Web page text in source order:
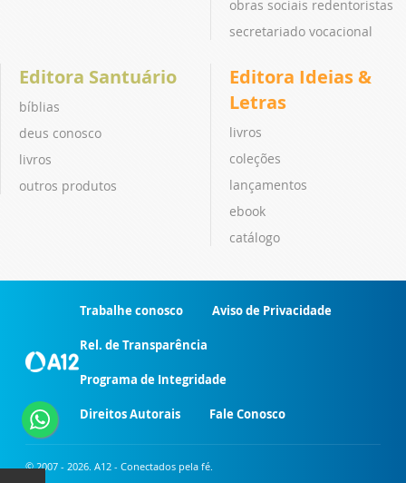
obras sociais redentoristas
secretariado vocacional
Editora Santuário
bíblias
deus conosco
livros
outros produtos
Editora Ideias &
Letras
livros
coleções
lançamentos
ebook
catálogo
Trabalhe conosco Aviso de Privacidade
Rel. de Transparência
Programa de Integridade
Direitos Autorais Fale Conosco
© 2007 - 2026. A12 - Conectados pela fé.